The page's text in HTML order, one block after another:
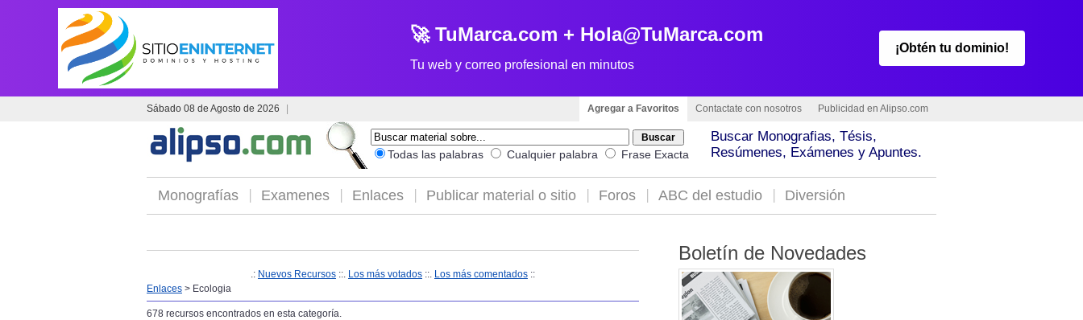
🚀 TuMarca.com + Hola@TuMarca.com
Tu web y correo profesional en minutos
¡Obtén tu dominio!
Sábado 08 de Agosto de 2026 Agregar a Favoritos Contactate con nosotros Publicidad en Alipso.com
Todas las palabras Cualquier palabra Frase Exacta
Buscar Monografias, Tésis,
Resúmenes, Exámenes y Apuntes.
Monografías Examenes Enlaces Publicar material o sitio Foros ABC del estudio Diversión
.: Nuevos Recursos ::. Los más votados ::. Los más comentados ::
Enlaces > Ecologia
678 recursos encontrados en esta categoría.
Boletín de Novedades